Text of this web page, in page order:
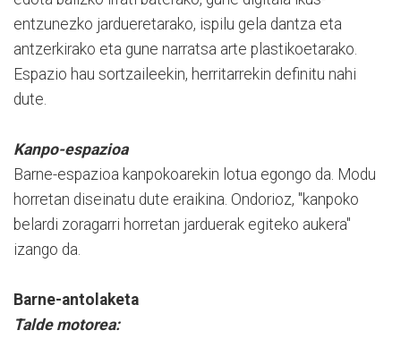
entzunezko jardueretarako, ispilu gela dantza eta
antzerkirako eta gune narratsa arte plastikoetarako.
Espazio hau sortzaileekin, herritarrekin definitu nahi
dute.
Kanpo-espazioa
Barne-espazioa kanpokoarekin lotua egongo da. Modu
horretan diseinatu dute eraikina. Ondorioz, "kanpoko
belardi zoragarri horretan jarduerak egiteko aukera"
izango da.
Barne-antolaketa
Talde motorea: